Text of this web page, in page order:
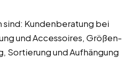
Kundenberatung bei
und Accessoires, Größen-
Sortierung und Aufhängung